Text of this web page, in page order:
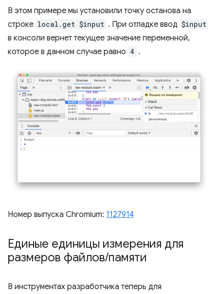
В этом примере мы установили точку останова на
строке local.get $input . При отладке ввод $input
в консоли вернет текущее значение переменной,
которое в данном случае равно 4 .
Номер выпуска Chromium: 1127914
Единые единицы измерения для
размеров файлов/памяти
В инструментах разработчика теперь для